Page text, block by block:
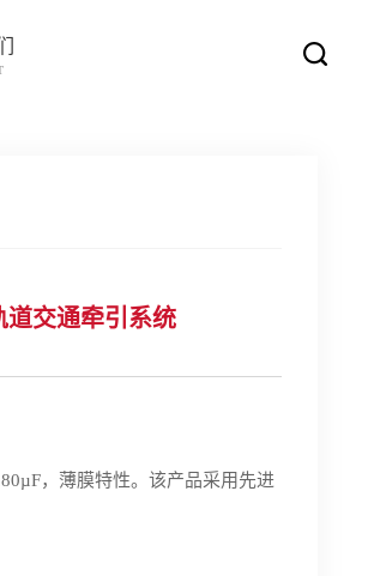
道交通牵引系统
，薄膜特性。该产品采用先进